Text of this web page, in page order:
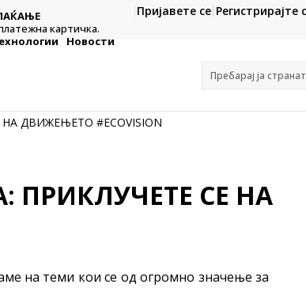
картичка.
CLICK &
Платете со картичка online и
Пријавете се Регистрирајте
Новости
Пребарај ја
ДВИЖЕЊЕТО #ECOVISION
СЕ НА
на теми кои се од огромно значење за